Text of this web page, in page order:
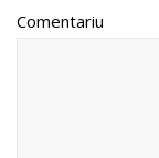
Comentariu